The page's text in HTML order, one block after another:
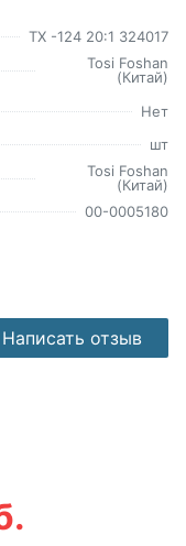
TX -124 20:1 324017
Tosi Foshan
(Китай)
Нет
шт
Tosi Foshan
(Китай)
00-0005180
Написать отзыв